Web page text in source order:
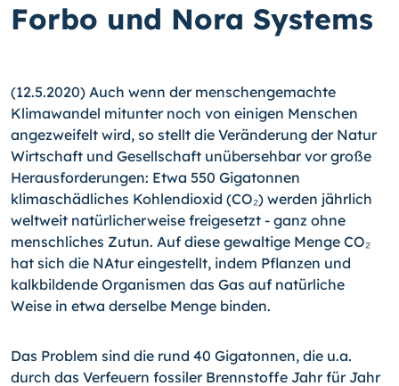
Forbo und Nora Systems
(12.5.2020) Auch wenn der menschengemachte
Klimawandel mitunter noch von einigen Menschen
angezweifelt wird, so stellt die Veränderung der Natur
Wirtschaft und Gesellschaft unübersehbar vor große
Herausforderungen: Etwa 550 Gigatonnen
klimaschädliches Kohlendioxid (CO₂) werden jährlich
weltweit natürlicherweise freigesetzt - ganz ohne
menschliches Zutun. Auf diese gewaltige Menge CO₂
hat sich die NAtur eingestellt, indem Pflanzen und
kalkbildende Organismen das Gas auf natürliche
Weise in etwa derselbe Menge binden.
Das Problem sind die rund 40 Gigatonnen, die u.a.
durch das Verfeuern fossiler Brennstoffe Jahr für Jahr